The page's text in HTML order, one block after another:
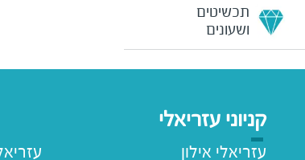
תכשיטים
ושעונים
קניוני עזריאלי
עזריאלי אילון